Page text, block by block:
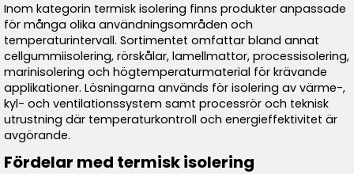
Inom kategorin termisk isolering finns produkter anpassade
för många olika användningsområden och
temperaturintervall. Sortimentet omfattar bland annat
cellgummiisolering, rörskålar, lamellmattor, processisolering,
marinisolering och högtemperaturmaterial för krävande
applikationer. Lösningarna används för isolering av värme-,
kyl- och ventilationssystem samt processrör och teknisk
utrustning där temperaturkontroll och energieffektivitet är
avgörande.
Fördelar med termisk isolering